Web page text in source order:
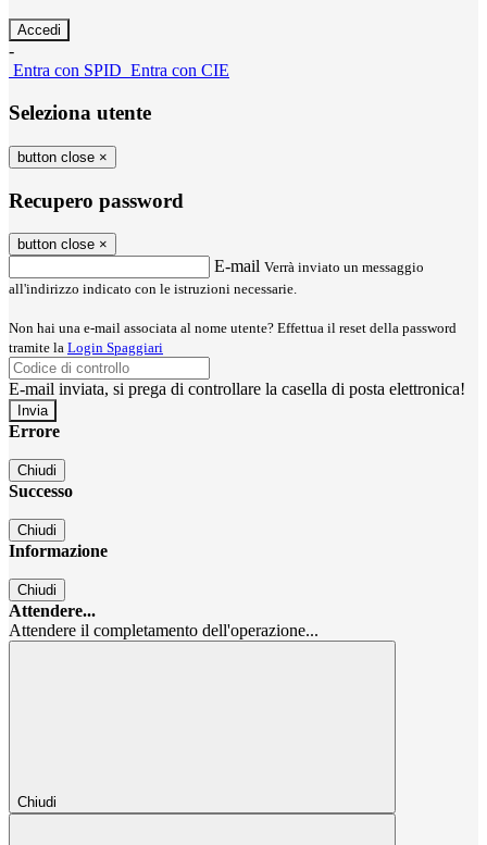
-
Entra con SPID Entra con CIE
Seleziona utente
button close ×
Recupero password
button close ×
E-mail Verrà inviato un messaggio
all'indirizzo indicato con le istruzioni necessarie.
Non hai una e-mail associata al nome utente? Effettua il reset della password
tramite la Login Spaggiari
E-mail inviata, si prega di controllare la casella di posta elettronica!
Errore
Chiudi
Successo
Chiudi
Informazione
Chiudi
Attendere...
Attendere il completamento dell'operazione...
Chiudi